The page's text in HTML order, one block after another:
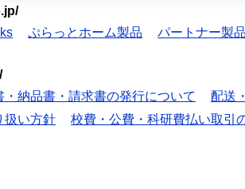
ぷらっとホーム製品 パートナー製品
・納品書・請求書の発行について 配送
扱い方針 校費・公費・科研費払い取引